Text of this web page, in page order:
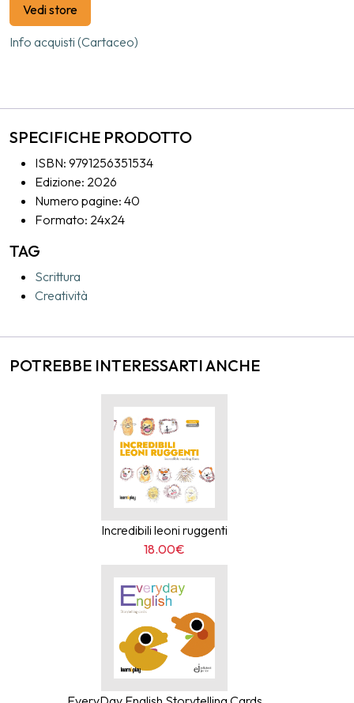
Vedi store
Info acquisti (Cartaceo)
SPECIFICHE PRODOTTO
ISBN: 9791256351534
Edizione: 2026
Numero pagine: 40
Formato: 24x24
TAG
Scrittura
Creatività
POTREBBE INTERESSARTI ANCHE
Incredibili leoni ruggenti
18.00€